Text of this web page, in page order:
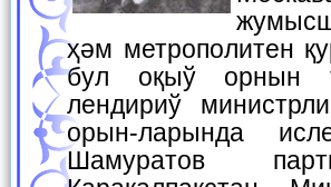
ҳәм метрополитен
бул оқыў орнын
лендириў
орын-ларында
Шамуратов